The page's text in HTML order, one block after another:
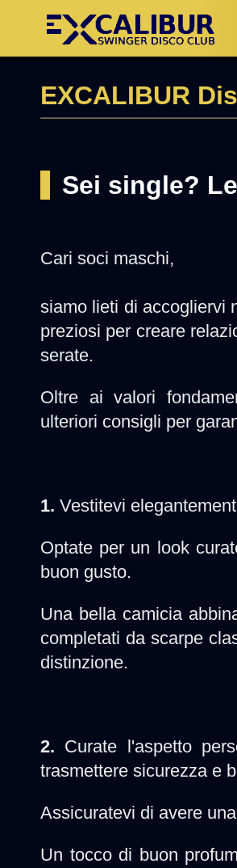
EXCALIBUR
Sei single?
Cari soci maschi,
siamo lieti di accogliervi
preziosi per creare
serate.
Oltre ai valori
ulteriori consigli per
1. Vestitevi
Optate per un look
buon gusto.
Una bella camicia
completati da scarpe
distinzione.
2. Curate l'aspetto
trasmettere sicurezza e
Assicuratevi di avere
Un tocco di buon